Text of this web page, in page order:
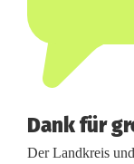
G
t
f
Dank für
Der Landkreis